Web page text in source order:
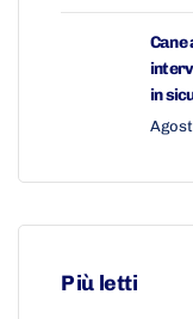
Cane
in
Più letti